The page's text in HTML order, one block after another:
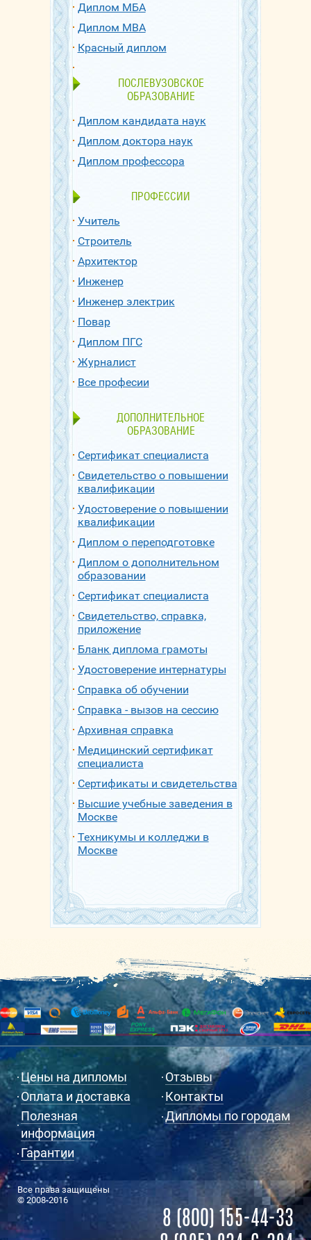
Диплом МБА
Диплом МВА
Красный диплом
ПОСЛЕВУЗОВСКОЕ
ОБРАЗОВАНИЕ
Диплом кандидата наук
Диплом доктора наук
Диплом профессора
ПРОФЕССИИ
Учитель
Строитель
Архитектор
Инженер
Инженер электрик
Повар
Диплом ПГС
Журналист
Все професии
ДОПОЛНИТЕЛЬНОЕ
ОБРАЗОВАНИЕ
Сертификат специалиста
Свидетельство о повышении
квалификации
Удостоверение о повышении
квалификации
Диплом о переподготовке
Диплом о дополнительном
образовании
Сертификат специалиста
Свидетельство, справка,
приложение
Бланк диплома грамоты
Удостоверение интернатуры
Справка об обучении
Справка - вызов на сессию
Архивная справка
Медицинский сертификат
специалиста
Сертификаты и свидетельства
Высшие учебные заведения в
Москве
Техникумы и колледжи в
Москве
Цены на дипломы
Оплата и доставка
Полезная
информация
Гарантии
Отзывы
Контакты
Дипломы по городам
Все права защищены
© 2008-2016
8 (800) 155-44-33